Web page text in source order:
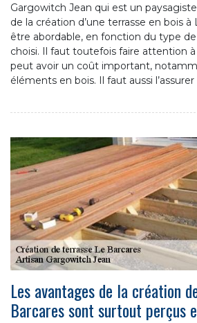
Gargowitch Jean qui est un
de la création d’une terrasse en bois
être abordable, en fonction du type
choisi. Il faut toutefois faire attention
peut avoir un coût important,
éléments en bois. Il faut aussi
Les avantages de la création
Barcares sont surtout perçus